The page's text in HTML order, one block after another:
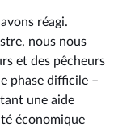
réagi.
nous nous
et des pêcheurs
phase difficile –
une aide
économique